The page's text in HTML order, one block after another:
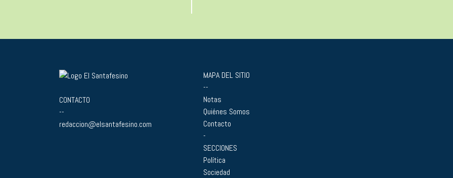
CONTACTO
--
redaccion@elsantafesino.com
MAPA DEL SITIO
--
Notas
Quiénes Somos
Contacto
-
SECCIONES
Política
Sociedad